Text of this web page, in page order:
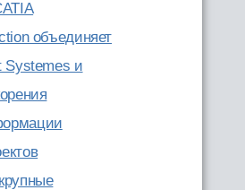
объединяет
Systemes и